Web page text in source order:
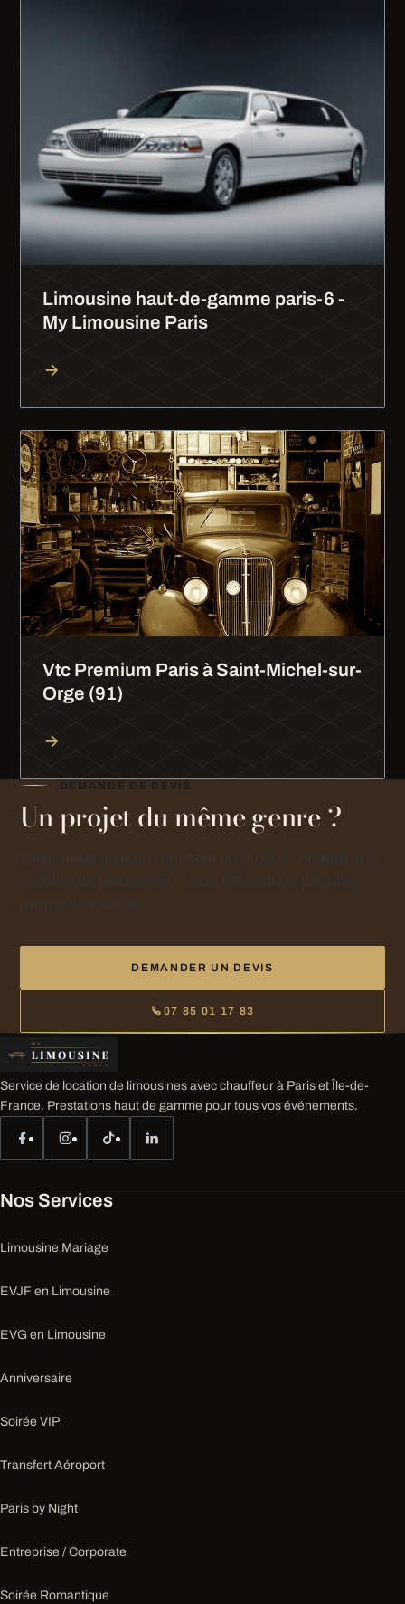
Limousine haut-de-gamme paris-6 -
My Limousine Paris
Vtc Premium Paris à Saint-Michel-sur-
Orge (91)
DEMANDE DE DEVIS
Un projet du même genre ?
DEMANDER UN DEVIS
07 85 01 17 83
Service de location de limousines avec chauffeur à Paris et Île-de-
France. Prestations haut de gamme pour tous vos événements.
Nos Services
Limousine Mariage
EVJF en Limousine
EVG en Limousine
Anniversaire
Soirée VIP
Transfert Aéroport
Paris by Night
Entreprise / Corporate
Soirée Romantique